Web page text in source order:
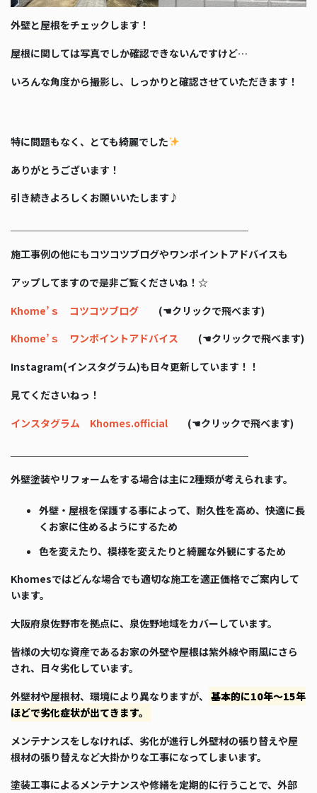
外壁と屋根をチェックします！
屋根に関しては写真でしか確認できないんですけど…
いろんな角度から撮影し、しっかりと確認させていただきます！
特に問題もなく、とても綺麗でした
ありがとうございます！
引き続きよろしくお願いいたします♪
施工事例の他にもコツコツブログやワンポイントアドバイスも
アップしてますので是非ご覧くださいね！☆
Khome’ｓ コツコツブログ (☚クリックで飛べます)
Khome’ｓ ワンポイントアドバイス (☚クリックで飛べます)
Instagram(インスタグラム)も日々更新しています！！
見てくださいねっ！
インスタグラム Khomes.official (☚クリックで飛べます)
外壁塗装やリフォームをする場合は主に2種類が考えられます。
外壁・屋根を保護する事によって、耐久性を高め、快適に長
くお家に住めるようにするため
色を変えたり、模様を変えたりと綺麗な外観にするため
Khomesではどんな場合でも適切な施工を適正価格でご案内して
います。
大阪府泉佐野市を拠点に、泉佐野地域をカバーしています。
皆様の大切な資産であるお家の外壁や屋根は紫外線や雨風にさら
され、日々劣化しています。
外壁材や屋根材、環境により異なりますが、 基本的に10年～15年
ほどで劣化症状が出てきます。
メンテナンスをしなければ、劣化が進行し外壁材の張り替えや屋
根材の張り替えなど大掛かりな工事になってしまいます。
塗装工事によるメンテナンスや修繕を定期的に行うことで、外部